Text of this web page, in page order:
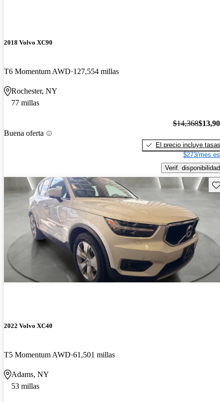
2018 Volvo XC90
T6 Momentum AWD 127,554 millas
Rochester, NY
77 millas
Buena oferta
$14,368
El precio incluye tasas
$273/mes
Verif. disponibilidad
2022 Volvo XC40
T5 Momentum AWD 61,501 millas
Adams, NY
53 millas